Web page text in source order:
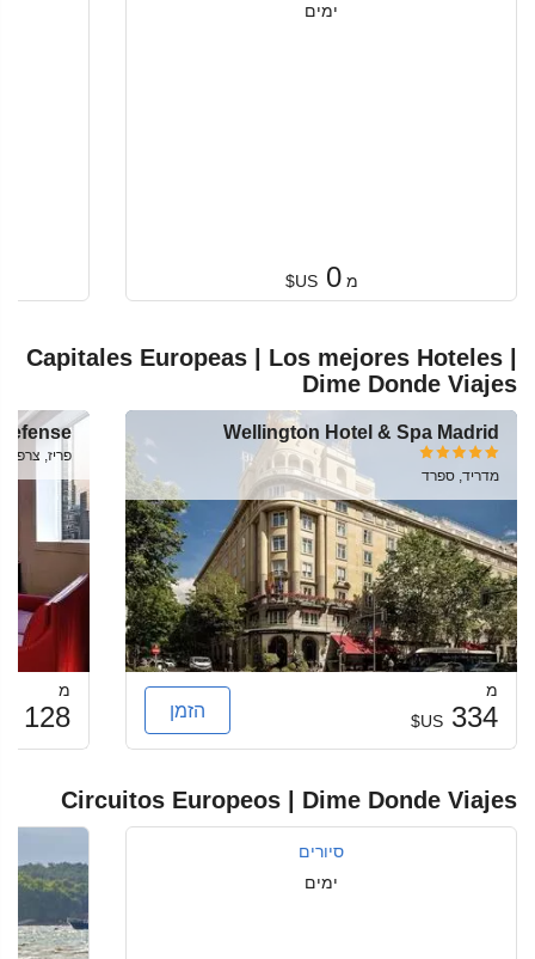
ימים
מ 0
US$
Capitales Europeas | Los mejores Hoteles |
Dime Donde Viajes
Wellington Hotel & Spa Madrid
מדריד, ספרד
מ
334
US$ הזמן
פריז, צרפת
מ
128
Circuitos Europeos | Dime Donde Viajes
סיורים
ימים